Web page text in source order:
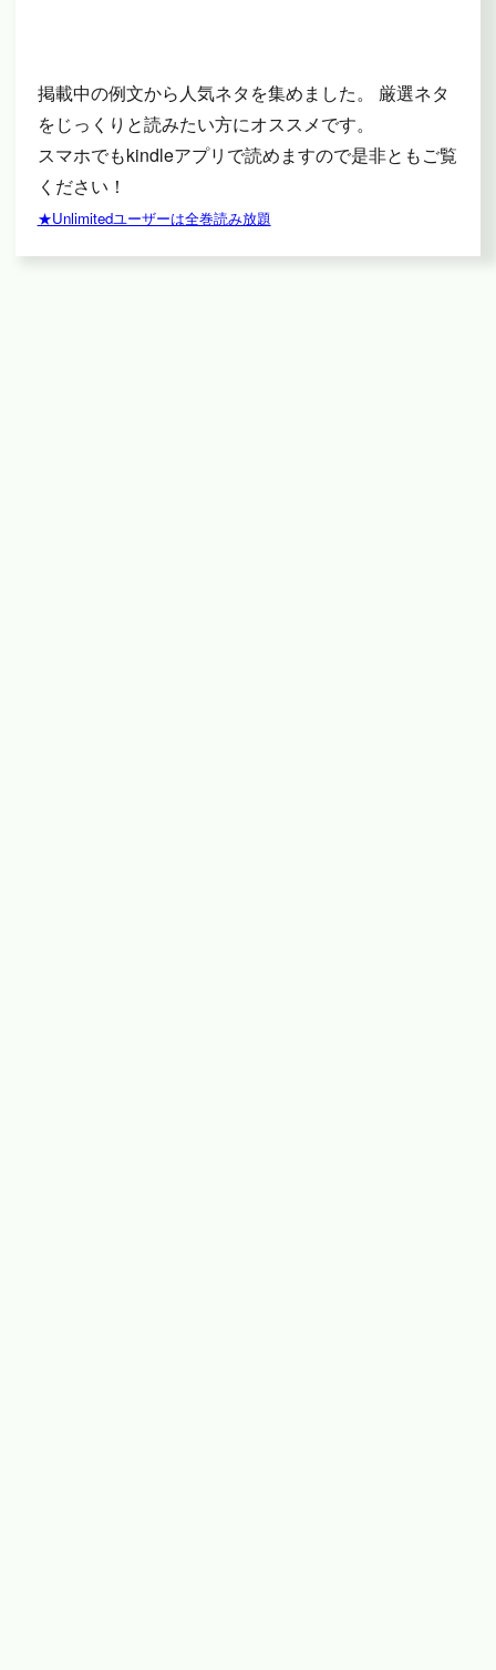
掲載中の例文から人気ネタを集めました。 厳選ネタ
をじっくりと読みたい方にオススメです。
スマホでもkindleアプリで読めますので是非ともご覧
ください！
★Unlimitedユーザーは全巻読み放題